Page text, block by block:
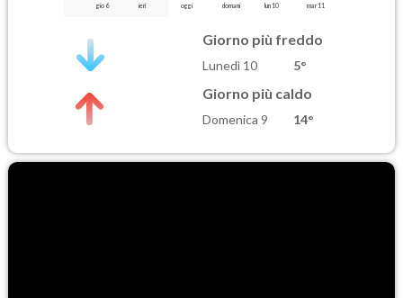
gio 6 ieri oggi domani lun 10 mar 11
Giorno più freddo
Lunedì 10 5°
Giorno più caldo
Domenica 9 14°